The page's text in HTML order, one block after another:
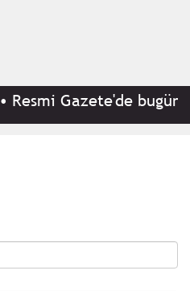
Resmi Gazete'de bugün